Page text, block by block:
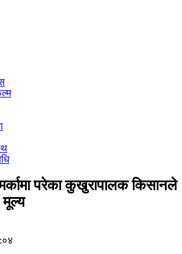
परेका कुखुरापालक किसानले